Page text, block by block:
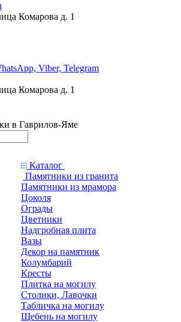
Комарова д. 1
Viber, Telegram
Комарова д. 1
в Гаврилов-Яме
Каталог
Памятники из гранита
Памятники из мрамора
Цоколя
Ограды
Цветники
Надгробная плита
Вазы
Декор на памятник
Колумбарий
Кресты
Плитка на могилу
Столики, Лавочки
Табличка на могилу
Щебень на могилу